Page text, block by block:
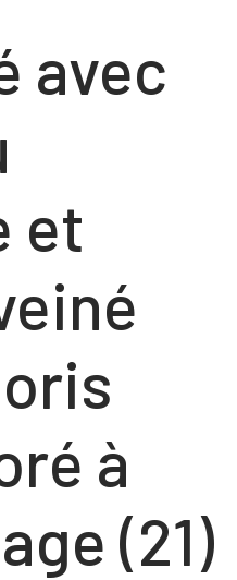
avec
et
à
(21)